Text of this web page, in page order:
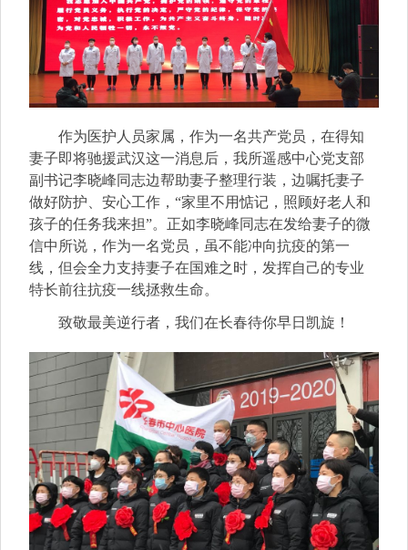
作为医护人员家属，作为一名共产党员，在得知
妻子即将驰援武汉这一消息后，我所遥感中心党支部
副书记李晓峰同志边帮助妻子整理行装，边嘱托妻子
做好防护、安心工作，“家里不用惦记，照顾好老人和
孩子的任务我来担”。正如李晓峰同志在发给妻子的微
信中所说，作为一名党员，虽不能冲向抗疫的第一
线，但会全力支持妻子在国难之时，发挥自己的专业
特长前往抗疫一线拯救生命。
致敬最美逆行者，我们在长春待你早日凯旋！